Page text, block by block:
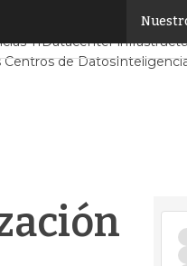
TIDatacenter
Centros de Datos